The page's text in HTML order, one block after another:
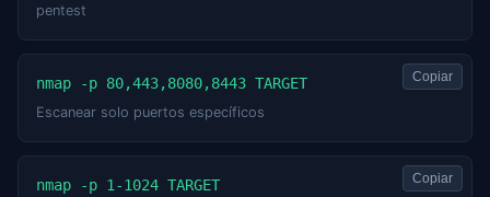
pentest
nmap -p 80,443,8080,8443 TARGET
Escanear solo puertos específicos
Copiar
nmap -p 1-1024 TARGET Copiar